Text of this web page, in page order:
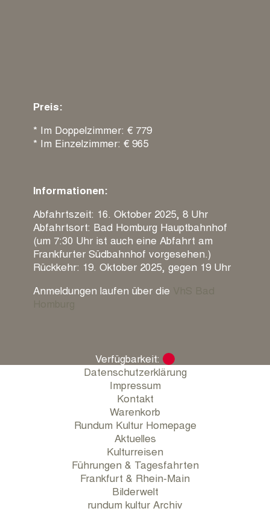
Preis:
* Im Doppelzimmer: € 779
* Im Einzelzimmer: € 965
Informationen:
Abfahrtszeit: 16. Oktober 2025, 8 Uhr
Abfahrtsort: Bad Homburg Hauptbahnhof
(um 7:30 Uhr ist auch eine Abfahrt am
Frankfurter Südbahnhof vorgesehen.)
Rückkehr: 19. Oktober 2025, gegen 19 Uhr
Anmeldungen laufen über die
Verfügbarkeit:
Datenschutzerklärung
Impressum
Kontakt
Warenkorb
Rundum Kultur Homepage
Aktuelles
Kulturreisen
Führungen & Tagesfahrten
Frankfurt & Rhein-Main
Bilderwelt
rundum kultur Archiv